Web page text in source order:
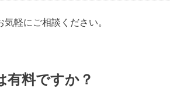
軽にご相談ください。
有料ですか？